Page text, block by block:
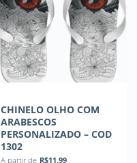
CHINELO OLHO COM
ARABESCOS
PERSONALIZADO – COD
1302
A partir de R$11,99